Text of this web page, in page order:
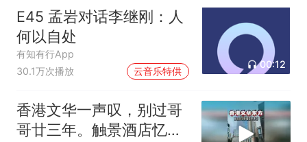
E45 孟岩对话李继刚：人
何以自处
有知有行App
30.1万次播放
云音乐特供
00:12
香港文华一声叹，别过哥
哥廿三年。触景酒店忆芳